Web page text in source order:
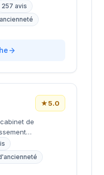
localisation
Installé
les
avec une
structure affiche
de sa
257 avis
★5.0
de
dans leurs
une approche
et de la tech.
quartier Opéra-